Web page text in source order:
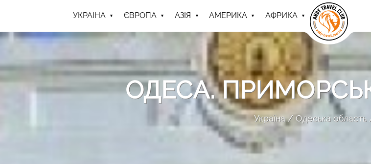
УКРАЇНА ЄВРОПА АЗІЯ АМЕРИКА АФРИКА
ОДЕСА.
Україна Одеська область